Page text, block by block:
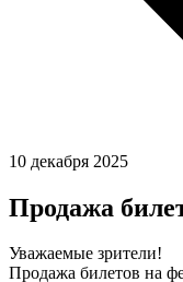
10 декабря 2025
Продажа
Уважаемые зрители!
Продажа билетов на